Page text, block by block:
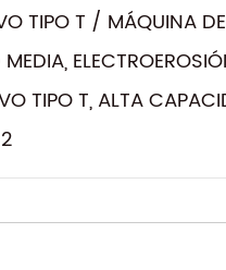
TIPO T / MÁQUINA
TIPO T, ALTA